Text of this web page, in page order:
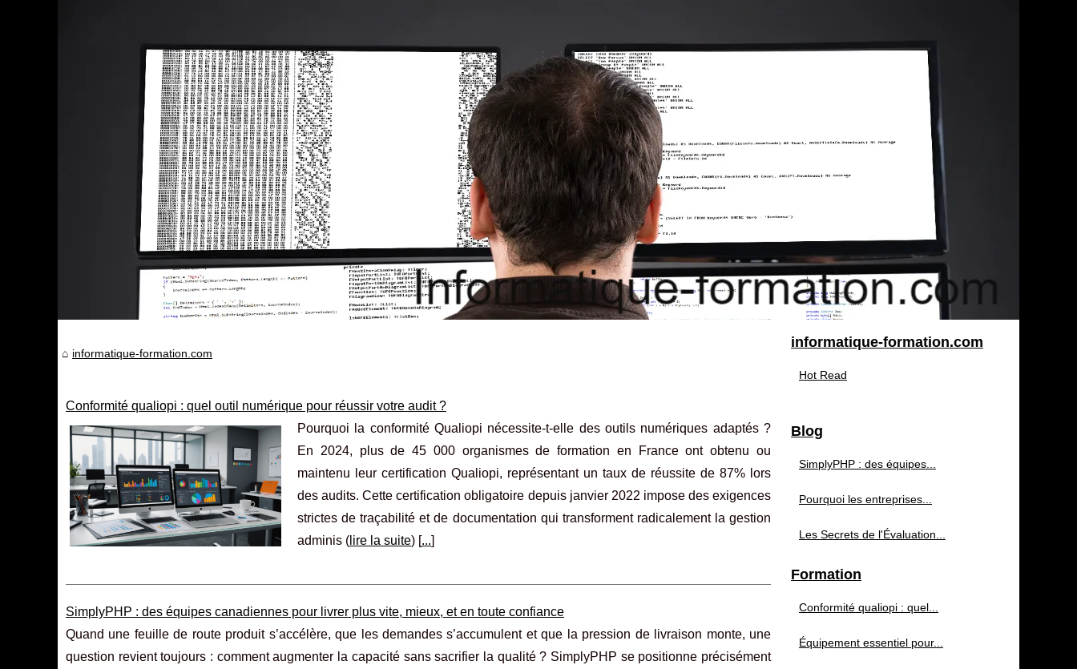
informatique-formation.com
Conformité qualiopi : quel outil numérique pour réussir votre audit ?
Pourquoi la conformité Qualiopi nécessite-t-elle des outils numériques adaptés ?
En 2024, plus de 45 000 organismes de formation en France ont obtenu ou
maintenu leur certification Qualiopi, représentant un taux de réussite de 87% lors
des audits. Cette certification obligatoire depuis janvier 2022 impose des exigences
strictes de traçabilité et de documentation qui transforment radicalement la gestion
adminis ( lire la suite) [...]
SimplyPHP : des équipes canadiennes pour livrer plus vite, mieux, et en toute confiance
Quand une feuille de route produit s’accélère, que les demandes s’accumulent et que la pression de livraison monte, une
question revient toujours : comment augmenter la capacité sans sacrifier la qualité ? SimplyPHP se positionne précisément
informatique-formation.com
Hot Read
Blog
SimplyPHP : des équipes...
Pourquoi les entreprises...
Les Secrets de l'Évaluation...
Formation
Conformité qualiopi : quel...
Équipement essentiel pour...